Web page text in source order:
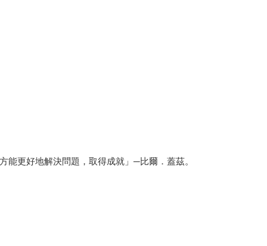
更好地解決問題，取得成就」─比爾．蓋茲。